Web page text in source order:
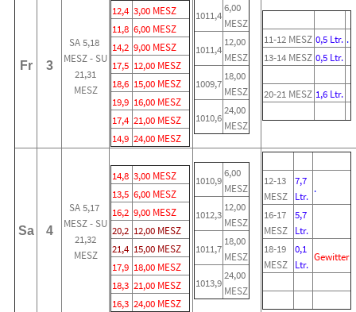
Fr 3
SA 5,18
MESZ - SU
21,31
MESZ
12,4 3,00 MESZ
11,8 6,00 MESZ
14,2 9,00 MESZ
17,5 12,00 MESZ
18,6 15,00 MESZ
19,9 16,00 MESZ
17,4 21,00 MESZ
14,9 24,00 MESZ
1011,4
6,00
MESZ
1011,4
12,00
MESZ
1009,7
18,00
MESZ
1010,6
24,00
MESZ
11-12 MESZ 0,5 Ltr. .
13-14 MESZ 0,5 Ltr.
20-21 MESZ 1,6 Ltr.
Sa 4
SA 5,17
MESZ - SU
21,32
MESZ
14,8 3,00 MESZ
13,5 6,00 MESZ
16,2 9,00 MESZ
20,2 12,00 MESZ
21,4 15,00 MESZ
17,9 18,00 MESZ
18,3 21,00 MESZ
16,3 24,00 MESZ
1010,9
6,00
MESZ
1012,3
12,00
MESZ
1011,7
18,00
MESZ
1013,9
24,00
MESZ
12-13
MESZ
7,7
Ltr.
.
16-17
MESZ
5,7
Ltr.
18-19
MESZ
0,1
Ltr.
Gewitter